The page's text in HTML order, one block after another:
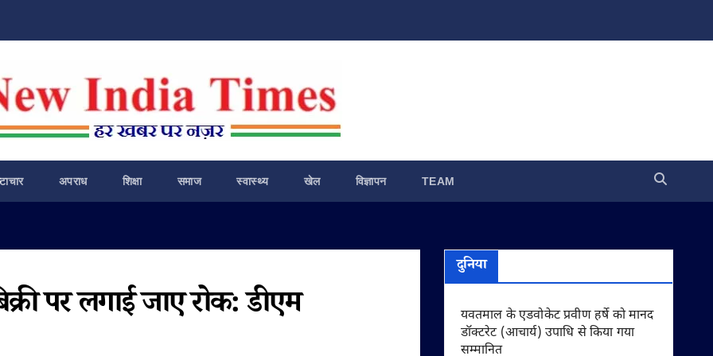
अपराध शिक्षा समाज स्वास्थ्य खेल विज्ञापन TEAM
पर लगाई जाए रोक: डीएम
दुनिया
यवतमाल के एडवोकेट प्रवीण हर्षे को मानद
डॉक्टरेट (आचार्य) उपाधि से किया गया
सम्मानित